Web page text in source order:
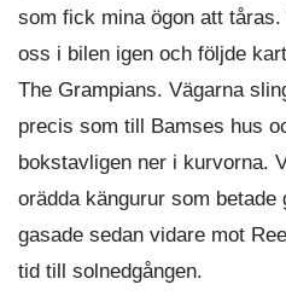
som fick mina ögon att
oss i bilen igen och följde
The Grampians. Vägarna
precis som till Bamses hus
bokstavligen ner i kurvorna.
orädda kängurur som
gasade sedan vidare mot
tid till solnedgången.